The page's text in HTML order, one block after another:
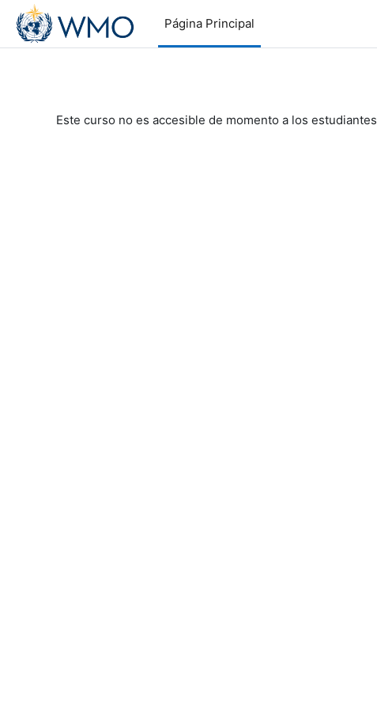
Salta al contenido principal
Página Principal
Este curso no es accesible de momento a los estudiantes